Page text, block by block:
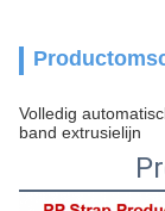
Volledig
band extrusielijn